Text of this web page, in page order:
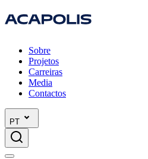
Sobre
Projetos
Carreiras
Media
Contactos
PT